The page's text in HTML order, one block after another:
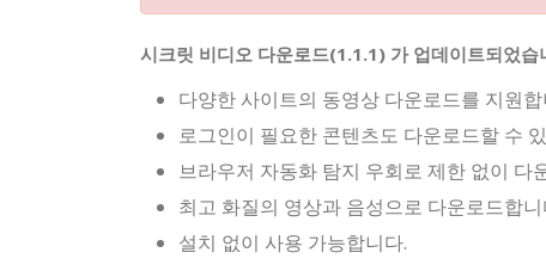
시크릿 비디오 다운로드(1.1.1) 가 업데이트되었습
다양한 사이트의 동영상 다운로드를 지원합
로그인이 필요한 콘텐츠도 다운로드할 수
브라우저 자동화 탐지 우회로 제한 없이 다
최고 화질의 영상과 음성으로 다운로드합니
설치 없이 사용 가능합니다.